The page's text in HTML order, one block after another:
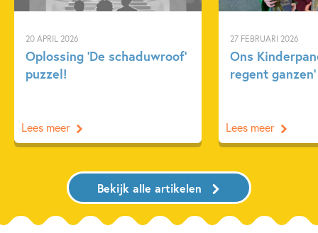
20 APRIL 2026
Oplossing ‘De schaduwroof’
puzzel!
Lees meer
27 FEBRUARI 2026
Ons
regent ganzen’
Lees meer
Bekijk alle artikelen